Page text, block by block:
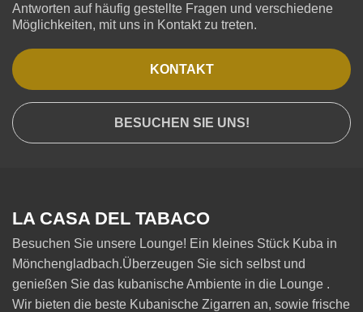
Antworten auf häufig gestellte Fragen und verschiedene
Möglichkeiten, mit uns in Kontakt zu treten.
KONTAKT
BESUCHEN SIE UNS!
LA CASA DEL TABACO
Besuchen Sie unsere Lounge! Ein kleines Stück Kuba in
Mönchengladbach.Überzeugen Sie sich selbst und
genießen Sie das kubanische Ambiente in die Lounge .
Wir bieten die beste Kubanische Zigarren an, sowie frische